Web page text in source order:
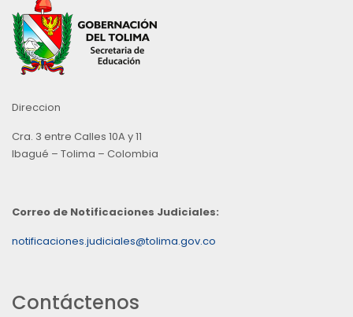
Direccion
Cra. 3 entre Calles 10A y 11
Ibagué – Tolima – Colombia
Correo de Notificaciones Judiciales:
notificaciones.judiciales@tolima.gov.co
Contáctenos